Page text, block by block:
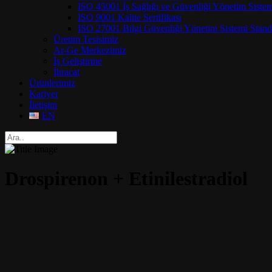
ISO 45001 İş Sağlığı ve Güvenliği Yönetim
ISO 9001 Kalite Sertifikası
ISO 27001 Bilgi Güvenliği Yönetim Sistemi
Üretim Tesisimiz
Ar-Ge Merkezimiz
İş Geliştirme
İhracat
Ürünlerimiz
Kariyer
İletişim
EN